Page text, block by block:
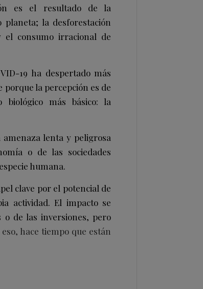
es el resultado de la
la desforestación
consumo irracional de
19 ha despertado más
la percepción es de
más básico: la
lenta y peligrosa
o de las sociedades
humana.
clave por el potencial de
actividad. El impacto se
de las inversiones, pero
eso, hace tiempo que están